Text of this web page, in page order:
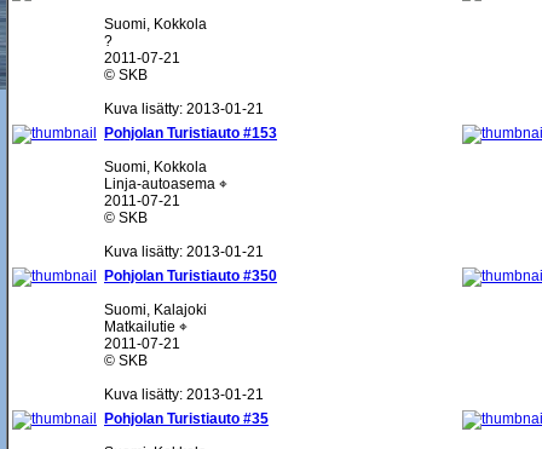
Suomi, Kokkola
?
2011-07-21
© SKB
Kuva lisätty: 2013-01-21
Pohjolan Turistiauto #153
Suomi, Kokkola
Linja-autoasema ⌖
2011-07-21
© SKB
Kuva lisätty: 2013-01-21
Pohjolan Turistiauto #350
Suomi, Kalajoki
Matkailutie ⌖
2011-07-21
© SKB
Kuva lisätty: 2013-01-21
Pohjolan Turistiauto #35